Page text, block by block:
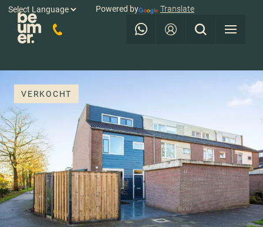
Powered by Translate
VERKOCHT